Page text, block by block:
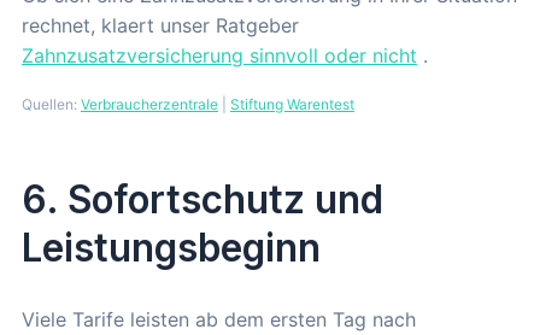
rechnet, klaert unser Ratgeber
Zahnzusatzversicherung sinnvoll oder nicht .
Quellen: Verbraucherzentrale Stiftung Warentest
6. Sofortschutz und
Leistungsbeginn
Viele Tarife leisten ab dem ersten Tag nach